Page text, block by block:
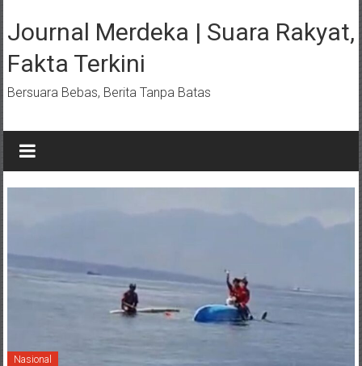
konten
Journal Merdeka | Suara Rakyat,
Fakta Terkini
Bersuara Bebas, Berita Tanpa Batas
Nasional